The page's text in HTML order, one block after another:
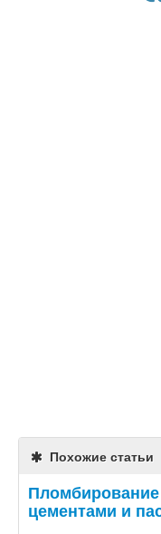
Похожие статьи
цементами и